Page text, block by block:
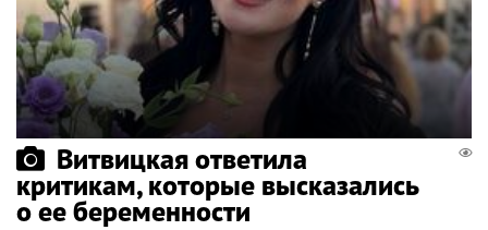
Витвицкая ответила
критикам, которые высказались
о ее беременности